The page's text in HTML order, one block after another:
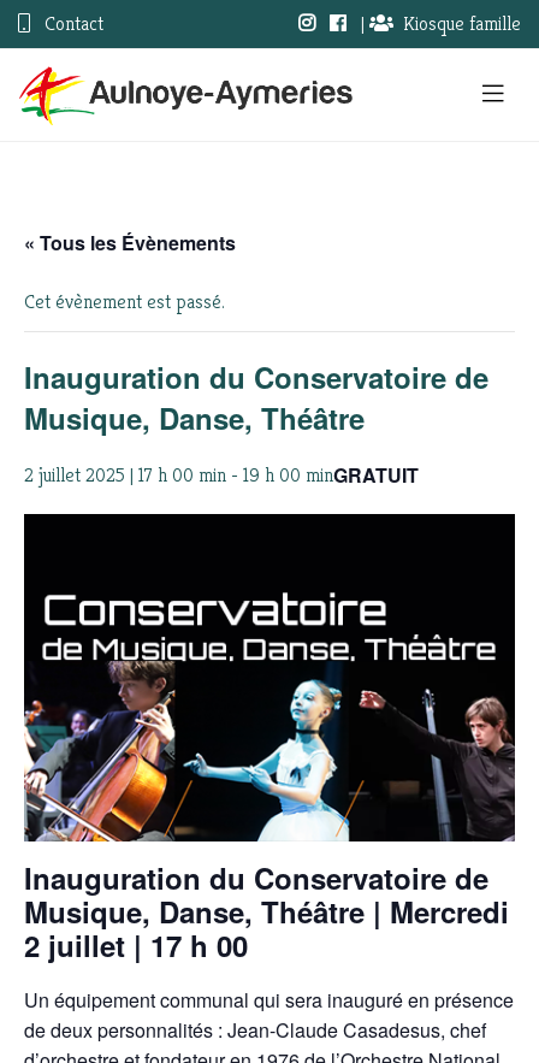
Contact | Kiosque famille
« Tous les Évènements
Cet évènement est passé.
Inauguration du Conservatoire de
Musique, Danse, Théâtre
2 juillet 2025 | 17 h 00 min - 19 h 00 minGRATUIT
Inauguration du Conservatoire de
Musique, Danse, Théâtre | Mercredi
2 juillet | 17 h 00
Un équipement communal qui sera inauguré en présence
de deux personnalités : Jean-Claude Casadesus, chef